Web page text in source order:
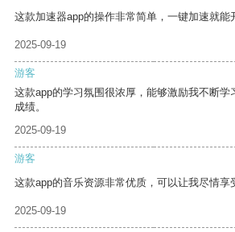
这款加速器app的操作非常简单，一键加速就能
2025-09-19
游客
这款app的学习氛围很浓厚，能够激励我不断学
成绩。
2025-09-19
游客
这款app的音乐资源非常优质，可以让我尽情享
2025-09-19